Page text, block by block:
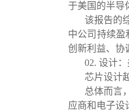
于美国的半导
该报告的
中公司持续盈
创新利益、协
02. 设计
芯片设计
总体而言
应商和电子设